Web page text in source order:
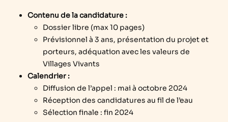
Contenu de la candidature :
Dossier libre (max 10 pages)
Prévisionnel à 3 ans, présentation du projet et
porteurs, adéquation avec les valeurs de
Villages Vivants
Calendrier :
Diffusion de l’appel : mai à octobre 2024
Réception des candidatures au fil de l’eau
Sélection finale : fin 2024